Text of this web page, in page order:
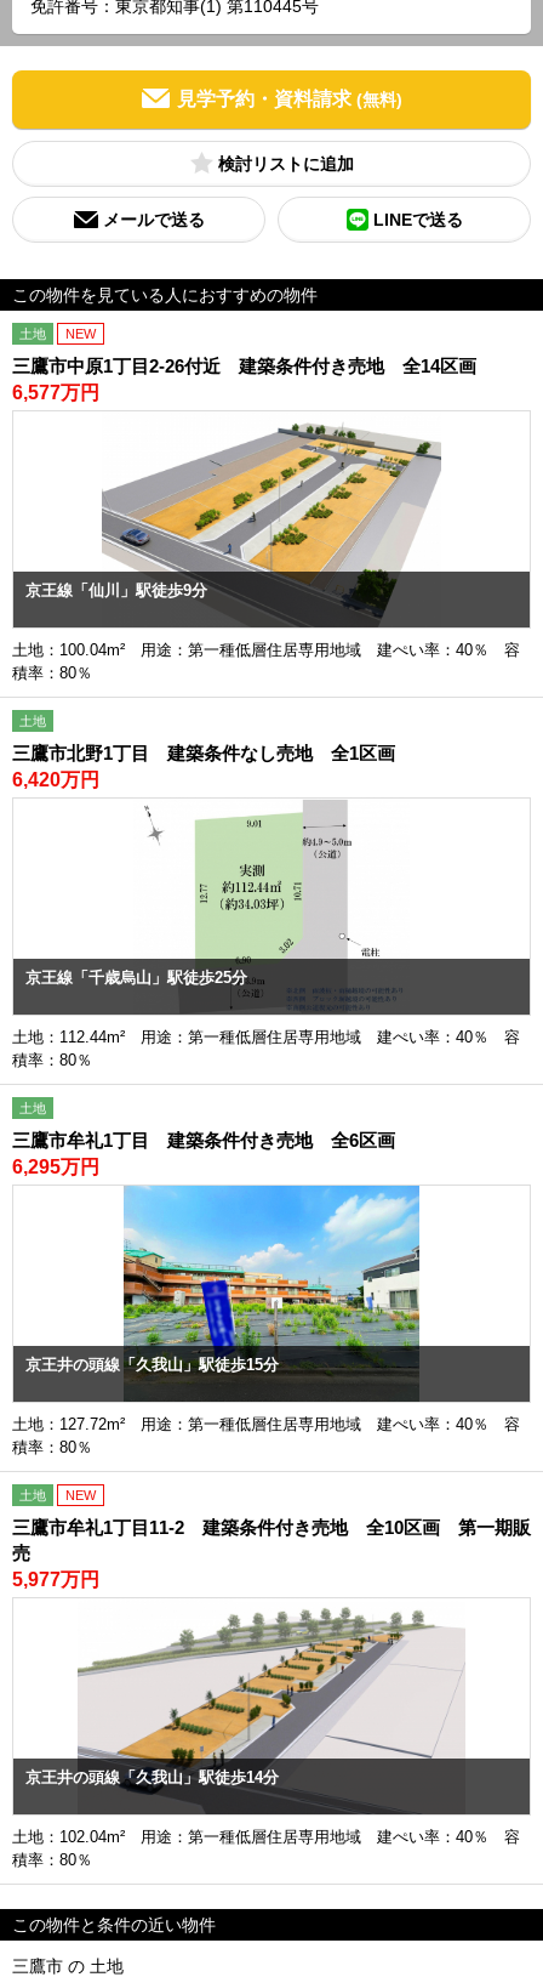
免許番号：東京都知事(1) 第110445号
見学予約・資料請求 (無料)
検討リスト
メールで送る LINEで送る
この物件を見ている人におすすめの物件
土地 NEW
三鷹市中原1丁目2-26付近 建築条件付き売地 全14区画
6,577万円
京王線「仙川」駅徒歩9分
土地：100.04m² 用途：第一種低層住居専用地域 建ぺい率：40％ 容
積率：80％
土地
三鷹市北野1丁目 建築条件なし売地 全1区画
6,420万円
京王線「千歳烏山」駅徒歩25分
土地：112.44m² 用途：第一種低層住居専用地域 建ぺい率：40％ 容
積率：80％
土地
三鷹市牟礼1丁目 建築条件付き売地 全6区画
6,295万円
京王井の頭線「久我山」駅徒歩15分
土地：127.72m² 用途：第一種低層住居専用地域 建ぺい率：40％ 容
積率：80％
土地 NEW
三鷹市牟礼1丁目11-2 建築条件付き売地 全10区画 第一期販
売
5,977万円
京王井の頭線「久我山」駅徒歩14分
土地：102.04m² 用途：第一種低層住居専用地域 建ぺい率：40％ 容
積率：80％
この物件と条件の近い物件
三鷹市 の 土地